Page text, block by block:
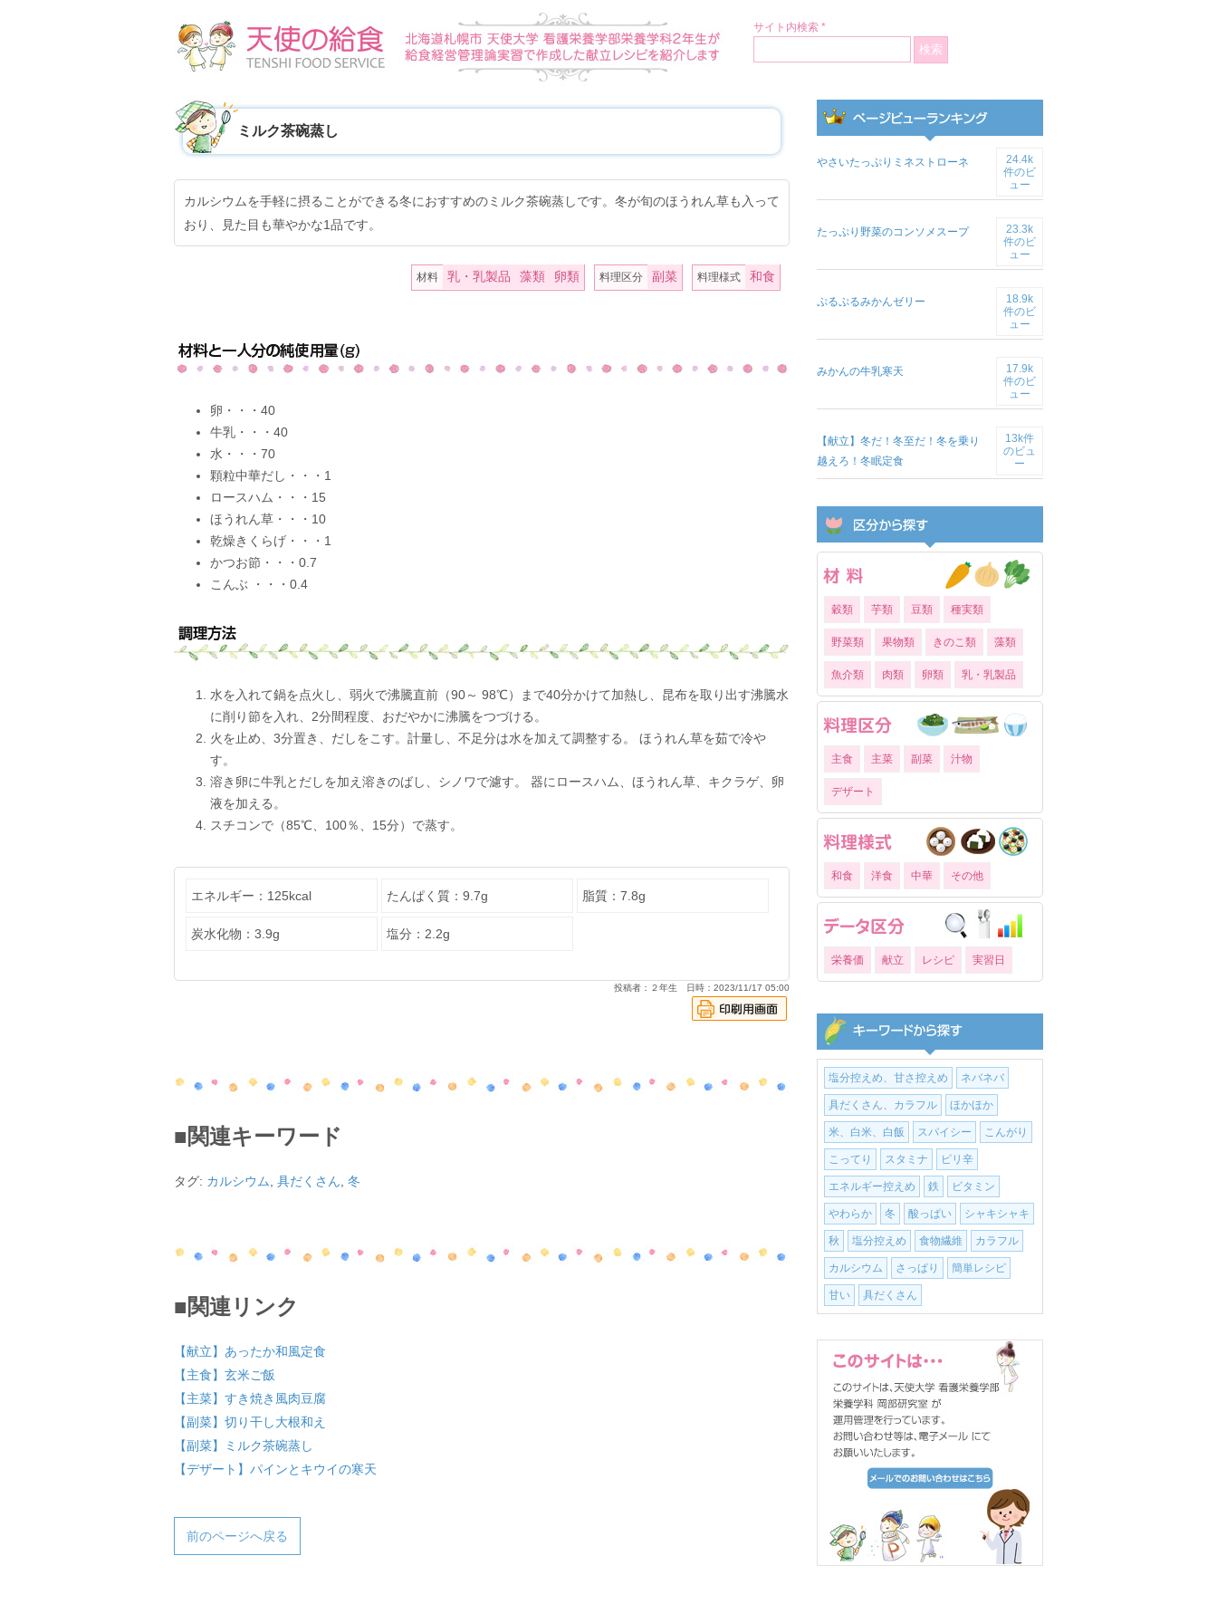
サイト内検索 *
ミルク茶碗蒸し
カルシウムを手軽に摂ることができる冬におすすめのミルク茶碗蒸しです。冬が旬のほうれん草も入って
おり、見た目も華やかな1品です。
材料 乳・乳製品 藻類 卵類 料理区分 副菜 料理様式 和食
卵・・・40
牛乳・・・40
水・・・70
顆粒中華だし・・・1
ロースハム・・・15
ほうれん草・・・10
乾燥きくらげ・・・1
かつお節・・・0.7
こんぶ ・・・0.4
水を入れて鍋を点火し、弱火で沸騰直前（90～ 98℃）まで40分かけて加熱し、昆布を取り出す沸騰水
に削り節を入れ、2分間程度、おだやかに沸騰をつづける。
火を止め、3分置き、だしをこす。計量し、不足分は水を加えて調整する。 ほうれん草を茹で冷や
す。
溶き卵に牛乳とだしを加え溶きのばし、シノワで濾す。 器にロースハム、ほうれん草、キクラゲ、卵
液を加える。
スチコンで（85℃、100％、15分）で蒸す。
エネルギー：125kcal たんぱく質：9.7g 脂質：7.8g
炭水化物：3.9g 塩分：2.2g
投稿者：２年生 日時：2023/11/17 05:00
■関連キーワード
タグ: カルシウム 具だくさん 冬
■関連リンク
【献立】あったか和風定食
【主食】玄米ご飯
【主菜】すき焼き風肉豆腐
【副菜】切り干し大根和え
【副菜】ミルク茶碗蒸し
【デザート】パインとキウイの寒天
前のページへ戻る
やさいたっぷりミネストローネ
24.4k
件のビ
ュー
たっぷり野菜のコンソメスープ
23.3k
件のビ
ュー
ぷるぷるみかんゼリー
18.9k
件のビ
ュー
みかんの牛乳寒天
17.9k
件のビ
ュー
【献立】冬だ！冬至だ！冬を乗り
越えろ！冬眠定食
13k件
のビュ
ー
穀類 芋類 豆類 種実類
野菜類 果物類 きのこ類 藻類
魚介類 肉類 卵類 乳・乳製品
主食 主菜 副菜 汁物
デザート
和食 洋食 中華 その他
栄養価 献立 レシピ 実習日
塩分控えめ、甘さ控えめ ネバネバ
具だくさん、カラフル ほかほか
米、白米、白飯 スパイシー こんがり
こってり スタミナ ピリ辛
エネルギー控えめ 鉄 ビタミン
やわらか 冬 酸っぱい シャキシャキ
秋 塩分控えめ 食物繊維 カラフル
カルシウム さっぱり 簡単レシピ
甘い 具だくさん